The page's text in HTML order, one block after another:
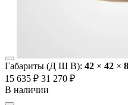
Габариты (Д Ш В): 42 × 42 ×
15 635 ₽ 31 270 ₽
В наличии